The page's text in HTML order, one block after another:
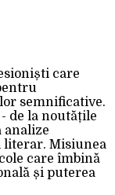
care
semnificative.
de la noutățile
analize
Misiunea
care îmbină
și puterea